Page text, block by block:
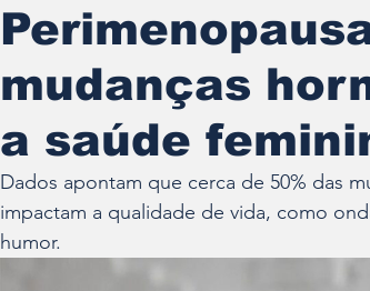
mudanças
a saúde
Dados apontam que cerca de 50% das
impactam a qualidade de vida, como
humor.